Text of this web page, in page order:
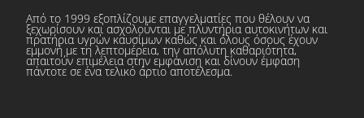
Από το 1999 εξοπλίζουμε επαγγελματίες που θέλουν να
ξεχωρίσουν και ασχολούνται με πλυντήρια αυτοκινήτων και
πρατήρια υγρών καυσίμων καθώς και όλους όσους έχουν
εμμονή με τη λεπτομέρεια, την απόλυτη καθαριότητα,
απαιτούν επιμέλεια στην εμφάνιση και δίνουν έμφαση
πάντοτε σε ένα τελικό άρτιο αποτέλεσμα.